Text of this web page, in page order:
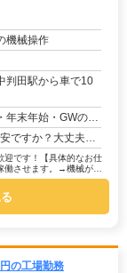
機械操作
田駅から車で10
始・GWの長期休みあり
90%の方が不安を解消して活躍しています！☆赴任費用は...
迎です！【具体的なお仕
させます。→機械が止
の工場勤務